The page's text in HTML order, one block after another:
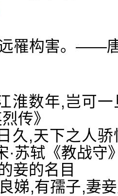
罹构害。——
淮数年,岂可
传》
久,天下之人
苏轼《教战守
妾的名目
娣,有孺子,妻